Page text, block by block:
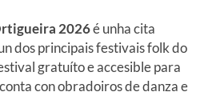
2026é unha cita
dos principais festivais folk do
gratuíto e accesible para
con obradoiros de danza e